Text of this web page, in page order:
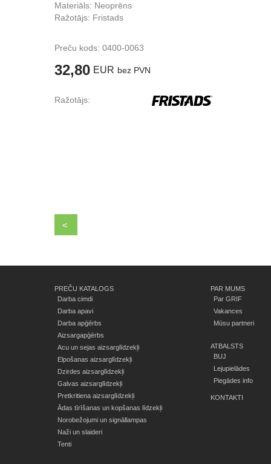
Materiāls: Neoprēns
Ražotājs: Fristads
Preču kods: 0400-0063
32,80 EUR bez PVN
Ražotājs:
<
PREČU KATALOGS
Darba cimdi
Darba apavi
Darba apģērbs
Aizsargapģērbs
Acu un sejas aizsarglīdzekļi
Elpošanas aizsarglīdzekļi
Dzirdes aizsarglīdzekļi
Galvas aizsarglīdzekļi
Pretkritiena aizsarglīdzekļi
Ādas tīrīšanas un kopšanas līdzekļi
Norobežojumi un signāllampas
Naži un slaideri
Tenti
PAR MUMS
Par GRIF
Vakances
Mūsu partneri
ATBALSTS
BUJ
Lejupielādes
Piegādes info
KONTAKTI